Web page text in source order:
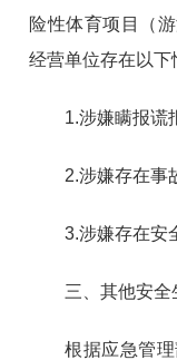
险性体育项目（
经营单位存在以下
1.涉嫌瞒报谎
2.涉嫌存在事
3.涉嫌存在安
三、其他安全
根据应急管